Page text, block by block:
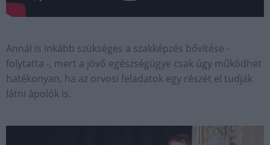
Annál is inkább szükséges a szakképzés bővítése -
folytatta -, mert a jövő egészségügye csak úgy működhet
hatékonyan, ha az orvosi feladatok egy részét el tudják
látni ápolók is.